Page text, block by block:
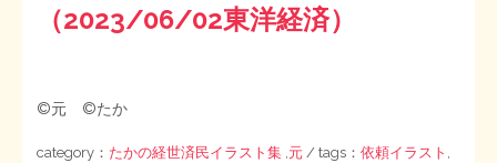
（2023/06/02東洋経済）
©元 ©たか
category： たかの経世済民イラスト集 ,元 / tags：依頼イラスト ,